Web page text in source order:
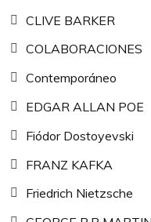
CLIVE BARKER
COLABORACIONES
Contemporáneo
EDGAR ALLAN POE
Fiódor Dostoyevski
FRANZ KAFKA
Friedrich Nietzsche